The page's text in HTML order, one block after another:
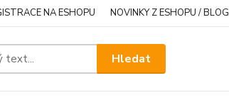
NA ESHOPU NOVINKY Z ESHOPU / BLOG
Hledat